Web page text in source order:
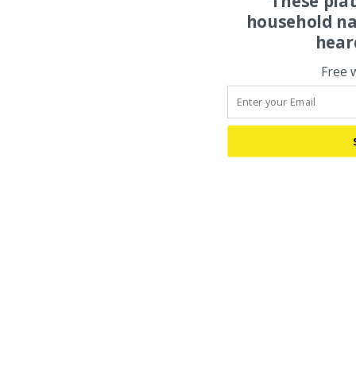
household
Free